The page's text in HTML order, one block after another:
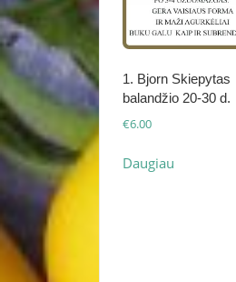
1. Bjorn Skiepytas
balandžio 20-30 d.
€6.00
Daugiau